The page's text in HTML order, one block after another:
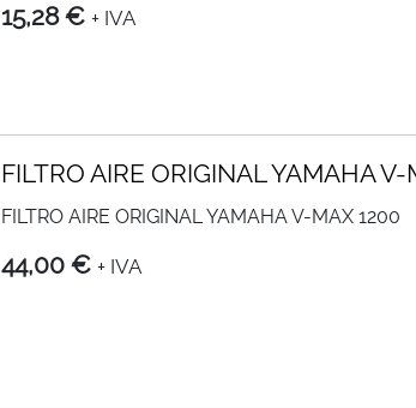
15,28 € + IVA
FILTRO AIRE ORIGINAL YAMAHA
FILTRO AIRE ORIGINAL YAMAHA V-MAX 1200
44,00 € + IVA